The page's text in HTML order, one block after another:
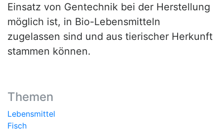
Einsatz von Gentechnik bei der Herstellung
möglich ist, in Bio-Lebensmitteln
zugelassen sind und aus tierischer Herkunft
stammen können.
Themen
Lebensmittel
Fisch